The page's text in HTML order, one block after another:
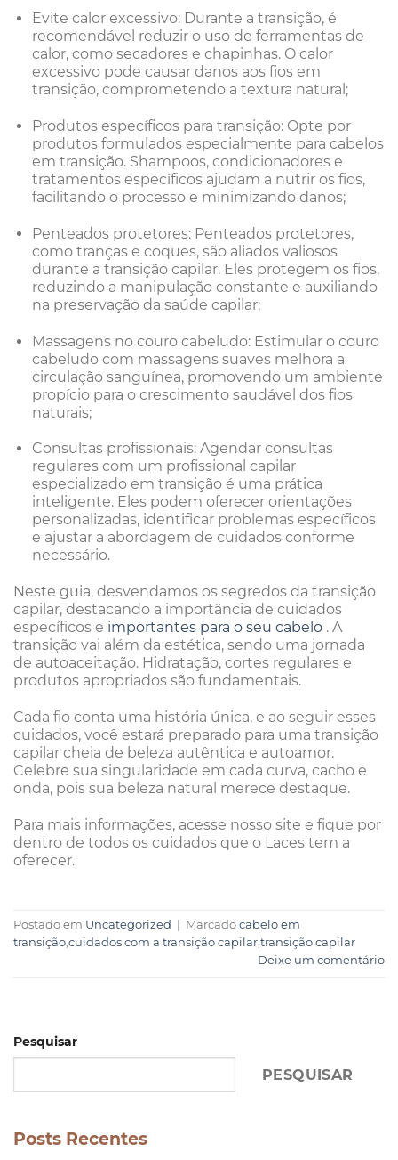
Pesquisar
PESQUISAR
Posts Recentes
Evite calor excessivo: Durante a transição, é
recomendável reduzir o uso de ferramentas de
calor, como secadores e chapinhas. O calor
excessivo pode causar danos aos fios em
transição, comprometendo a textura natural;
Produtos específicos para transição: Opte por
produtos formulados especialmente para cabelos
em transição. Shampoos, condicionadores e
tratamentos específicos ajudam a nutrir os fios,
facilitando o processo e minimizando danos;
Penteados protetores: Penteados protetores,
como tranças e coques, são aliados valiosos
durante a transição capilar. Eles protegem os fios,
reduzindo a manipulação constante e auxiliando
na preservação da saúde capilar;
Massagens no couro cabeludo: Estimular o couro
cabeludo com massagens suaves melhora a
circulação sanguínea, promovendo um ambiente
propício para o crescimento saudável dos fios
naturais;
Consultas profissionais: Agendar consultas
regulares com um profissional capilar
especializado em transição é uma prática
inteligente. Eles podem oferecer orientações
personalizadas, identificar problemas específicos
e ajustar a abordagem de cuidados conforme
necessário.
Neste guia, desvendamos os segredos da transição
capilar, destacando a importância de cuidados
específicos e importantes para o seu cabelo . A
transição vai além da estética, sendo uma jornada
de autoaceitação. Hidratação, cortes regulares e
produtos apropriados são fundamentais.
Cada fio conta uma história única, e ao seguir esses
cuidados, você estará preparado para uma transição
capilar cheia de beleza autêntica e autoamor.
Celebre sua singularidade em cada curva, cacho e
onda, pois sua beleza natural merece destaque.
Para mais informações, acesse nosso site e fique por
dentro de todos os cuidados que o Laces tem a
oferecer.
Postado em Uncategorized Marcado cabelo em
transição cuidados com a transição capilar transição capilar
Deixe um comentário